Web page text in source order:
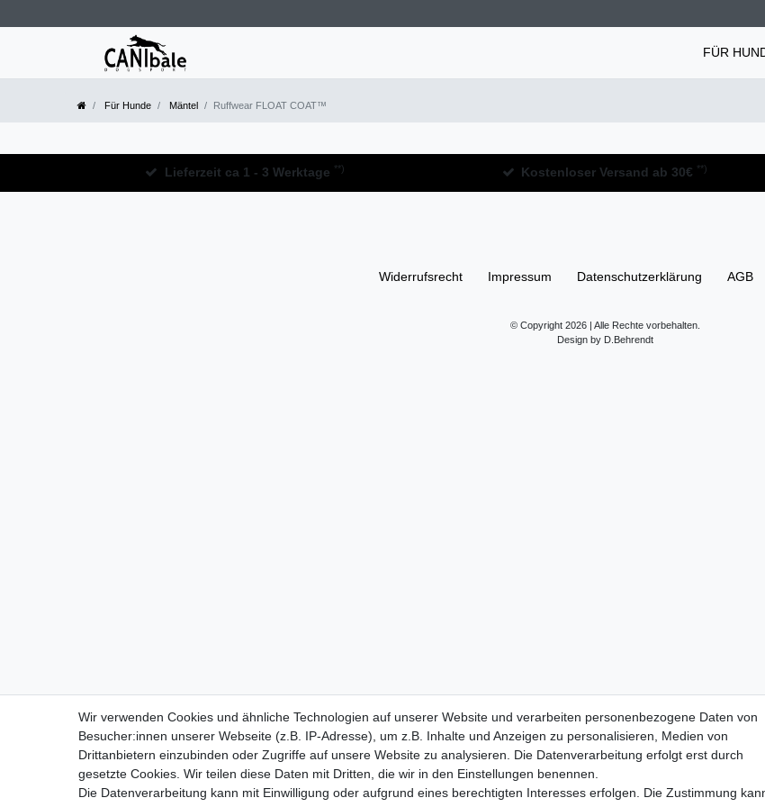
FÜR
Für Hunde Mäntel Ruffwear FLOAT COAT™
Lieferzeit ca 1 - 3 Werktage **) Kostenloser Versand ab 30€ **)
Widerrufs­recht Impressum Daten­schutz­erklärung AGB
© Copyright 2026 | Alle Rechte vorbehalten.
Design by D.Behrendt
Wir verwenden Cookies und ähnliche Technologien auf unserer Website und verarbeiten personenbezogene Daten von
Besucher:innen unserer Webseite (z.B. IP-Adresse), um z.B. Inhalte und Anzeigen zu personalisieren, Medien von
Drittanbietern einzubinden oder Zugriffe auf unsere Website zu analysieren. Die Datenverarbeitung erfolgt erst durch
gesetzte Cookies. Wir teilen diese Daten mit Dritten, die wir in den Einstellungen benennen.
Die Datenverarbeitung kann mit Einwilligung oder aufgrund eines berechtigten Interesses erfolgen. Die Zustimmung